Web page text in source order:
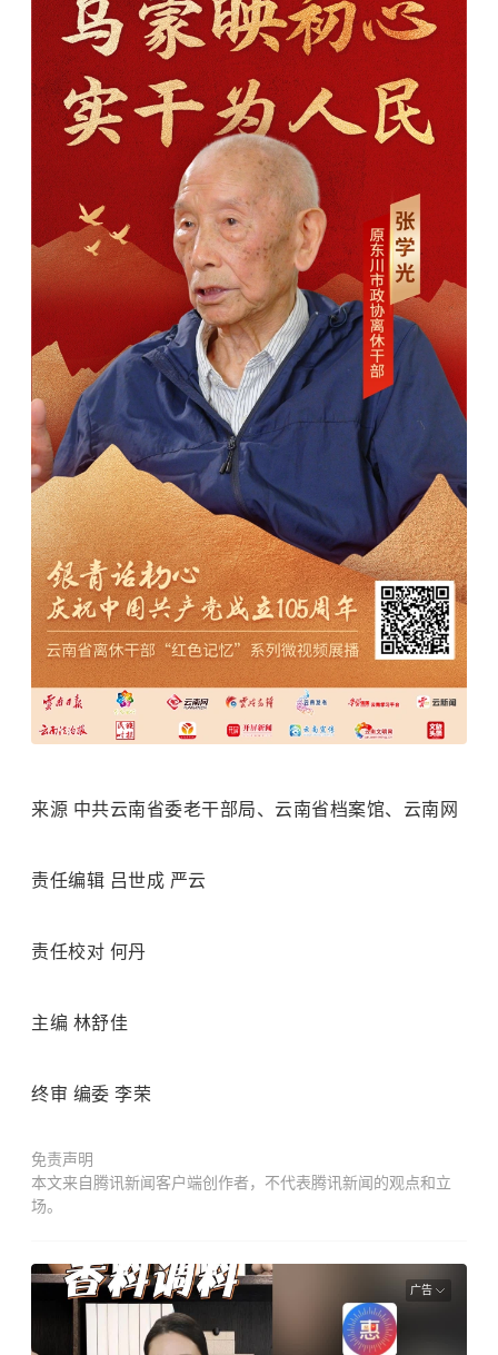
来源 中共云南省委老干部局、云南省档案馆、云南网
责任编辑 吕世成 严云
责任校对 何丹
主编 林舒佳
终审 编委 李荣
免责声明
本文来自腾讯新闻客户端创作者，不代表腾讯新闻的观点和立
场。
广告